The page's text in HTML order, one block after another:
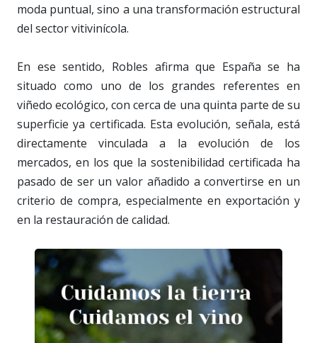
moda puntual, sino a una transformación estructural
del sector vitivinícola.
En ese sentido, Robles afirma que España se ha
situado como uno de los grandes referentes en
viñedo ecológico, con cerca de una quinta parte de su
superficie ya certificada. Esta evolución, señala, está
directamente vinculada a la evolución de los
mercados, en los que la sostenibilidad certificada ha
pasado de ser un valor añadido a convertirse en un
criterio de compra, especialmente en exportación y
en la restauración de calidad.